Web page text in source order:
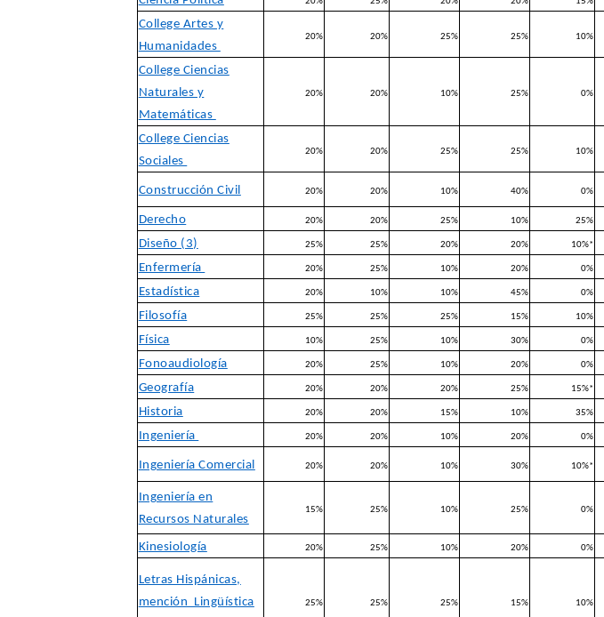
College Artes y
Humanidades
20% 20% 25% 25% 10%
College Ciencias
Naturales y
Matemáticas
20% 20% 10% 25% 0%
College Ciencias
Sociales
20% 20% 25% 25% 10%
Construcción Civil 20% 20% 10% 40% 0%
Derecho 20% 20% 25% 10% 25%
Diseño (3) 25% 25% 20% 20% 10%*
Enfermería 20% 25% 10% 20% 0%
Estadística 20% 10% 10% 45% 0%
Filosofía 25% 25% 25% 15% 10%
Física 10% 25% 10% 30% 0%
Fonoaudiología 20% 25% 10% 20% 0%
Geografía 20% 20% 20% 25% 15%*
Historia 20% 20% 15% 10% 35%
Ingeniería 20% 20% 10% 20% 0%
Ingeniería Comercial 20% 20% 10% 30% 10%*
Ingeniería en
Recursos Naturales
15% 25% 10% 25% 0%
Kinesiología 20% 25% 10% 20% 0%
Letras Hispánicas,
mención Lingüística
25% 25% 25% 15% 10%